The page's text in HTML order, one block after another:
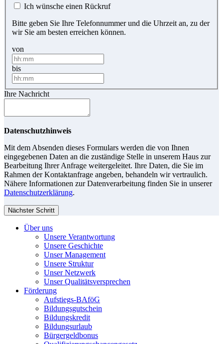
Ich wünsche einen Rückruf
Bitte geben Sie Ihre Telefonnummer und die Uhrzeit an, zu der
wir Sie am besten erreichen können.
von
bis
Ihre Nachricht
Datenschutzhinweis
Mit dem Absenden dieses Formulars werden die von Ihnen
eingegebenen Daten an die zuständige Stelle in unserem Haus zur
Bearbeitung Ihrer Anfrage weitergeleitet. Ihre Daten, die Sie im
Rahmen der Kontaktanfrage angeben, behandeln wir vertraulich.
Nähere Informationen zur Datenverarbeitung finden Sie in unserer
Datenschutzerklärung.
Nächster Schritt
Über uns
Unsere Verantwortung
Unsere Geschichte
Unser Management
Unsere Struktur
Unser Netzwerk
Unser Qualitätsversprechen
Förderung
Aufstiegs-BAföG
Bildungsgutschein
Bildungskredit
Bildungsurlaub
Bürgergeldbonus